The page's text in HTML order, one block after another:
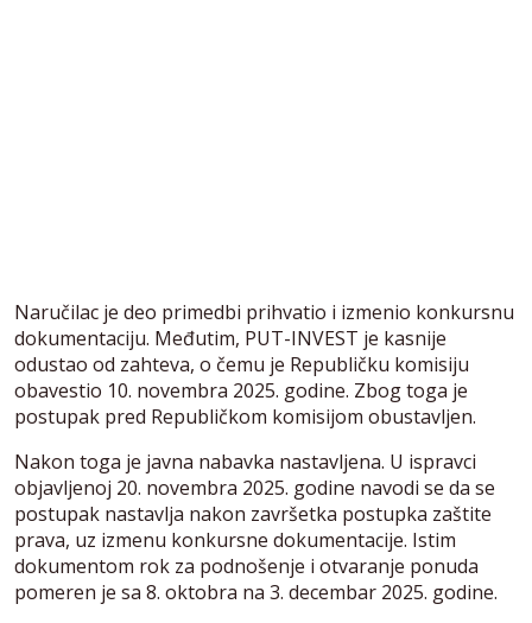
Naručilac je deo primedbi prihvatio i izmenio konkursnu
dokumentaciju. Međutim, PUT-INVEST je kasnije
odustao od zahteva, o čemu je Republičku komisiju
obavestio 10. novembra 2025. godine. Zbog toga je
postupak pred Republičkom komisijom obustavljen.
Nakon toga je javna nabavka nastavljena. U ispravci
objavljenoj 20. novembra 2025. godine navodi se da se
postupak nastavlja nakon završetka postupka zaštite
prava, uz izmenu konkursne dokumentacije. Istim
dokumentom rok za podnošenje i otvaranje ponuda
pomeren je sa 8. oktobra na 3. decembar 2025. godine.